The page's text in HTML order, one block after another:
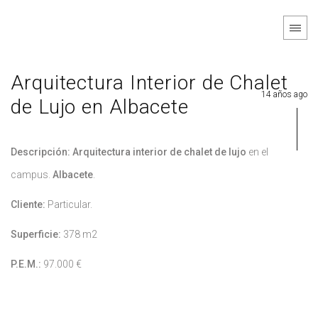
Arquitectura Interior de Chalet
de Lujo en Albacete
14 años ago
Descripción: Arquitectura interior de chalet de lujo en el
campus. Albacete
Cliente: Particular.
Superficie: 378 m2
P.E.M.: 97.000 €